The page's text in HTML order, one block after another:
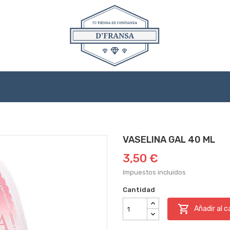
VASELINA GAL 40 ML
3,50 €
Impuestos incluidos
Cantidad
 Añadir al